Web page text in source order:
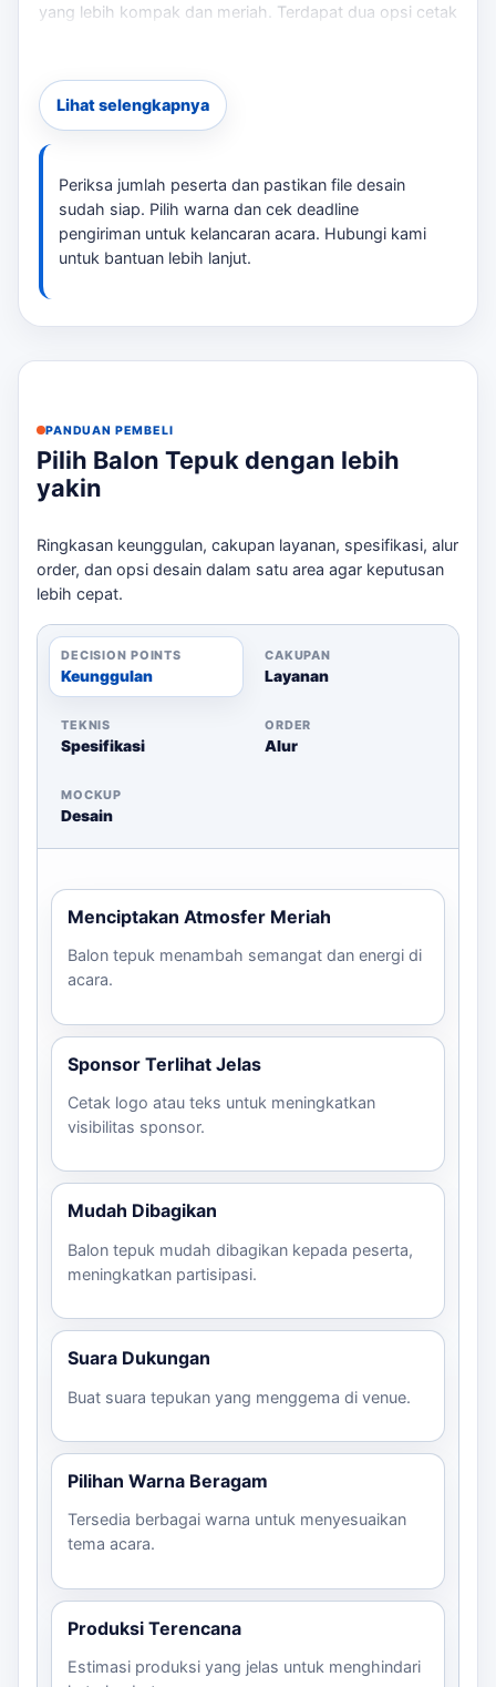
yang lebih kompak dan meriah. Terdapat dua opsi cetak
teks yang ingin ditampilkan. Untuk membandingkan
opsi yang masih berdekatan,
Pangandaranbisa menjadi rujukan sebelum menentukan
ukuran, desain, dan jadwal.
Pertimbangan Penting dalam Memilih
Balon Tepuk
Jumlah Peserta:Hitung berapa banyak balon
Desain:Tentukan apakah Anda ingin mencetak
Packing:Pertimbangkan cara distribusi balon di
venue acara.
yang bisa Anda gunakan untuk memastikan semua
detail sudah tepat. Kirimkan kebutuhan Anda melalui
WhatsApp untuk mendapatkan estimasi harga yang
akurat. Sebagai pembanding internal,
Pangandarandapat dipakai untuk melihat opsi layanan
lain sebelum finalisasi kebutuhan.
Lihat selengkapnya
Periksa jumlah peserta dan pastikan file desain
sudah siap. Pilih warna dan cek deadline
pengiriman untuk kelancaran acara. Hubungi kami
untuk bantuan lebih lanjut.
PANDUAN PEMBELI
Pilih Balon Tepuk dengan lebih
yakin
Ringkasan keunggulan, cakupan layanan, spesifikasi, alur
order, dan opsi desain dalam satu area agar keputusan
lebih cepat.
DECISION POINTS
Keunggulan
CAKUPAN
Layanan
TEKNIS
Spesifikasi
ORDER
Alur
MOCKUP
Desain
Menciptakan Atmosfer Meriah
Balon tepuk menambah semangat dan energi di
acara.
Sponsor Terlihat Jelas
Cetak logo atau teks untuk meningkatkan
visibilitas sponsor.
Mudah Dibagikan
Balon tepuk mudah dibagikan kepada peserta,
meningkatkan partisipasi.
Suara Dukungan
Buat suara tepukan yang menggema di venue.
Pilihan Warna Beragam
Tersedia berbagai warna untuk menyesuaikan
tema acara.
Produksi Terencana
Estimasi produksi yang jelas untuk menghindari